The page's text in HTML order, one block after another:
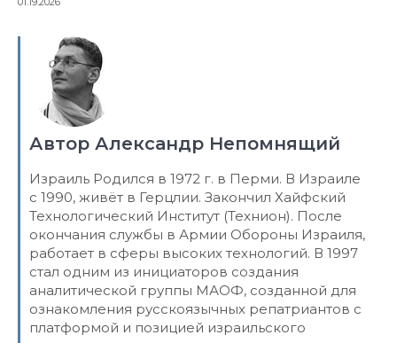
Автор Александр Непомнящий
Израиль Родился в 1972 г. в Перми. В Израиле
с 1990, живёт в Герцлии. Закончил Хайфский
Технологический Институт (Технион). После
окончания службы в Армии Обороны Израиля,
работает в сферы высоких технологий. В 1997
стал одним из инициаторов создания
аналитической группы МАОФ, созданной для
ознакомления русскоязычных репатриантов с
платформой и позицией израильского